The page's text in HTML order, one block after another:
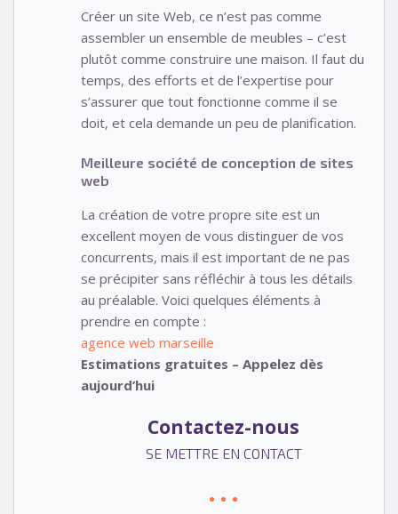
Créer un site Web, ce n’est pas comme
assembler un ensemble de meubles – c’est
plutôt comme construire une maison. Il faut du
temps, des efforts et de l’expertise pour
s’assurer que tout fonctionne comme il se
doit, et cela demande un peu de planification.
Meilleure société de conception de sites
web
La création de votre propre site est un
excellent moyen de vous distinguer de vos
concurrents, mais il est important de ne pas
se précipiter sans réfléchir à tous les détails
au préalable. Voici quelques éléments à
prendre en compte :
agence web marseille
Estimations gratuites – Appelez dès
aujourd’hui
Contactez-nous
SE METTRE EN CONTACT